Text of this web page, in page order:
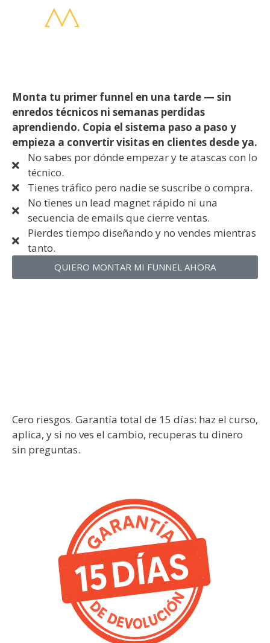
Monta tu primer funnel en una tarde — sin
enredos técnicos ni semanas perdidas
aprendiendo. Copia el sistema paso a paso y
empieza a convertir visitas en clientes desde ya.
No sabes por dónde empezar y te atascas con lo
técnico.
Tienes tráfico pero nadie se suscribe o compra.
No tienes un lead magnet rápido ni una
secuencia de emails que cierre ventas.
Pierdes tiempo diseñando y no vendes mientras
tanto.
QUIERO MONTAR MI FUNNEL AHORA
Cero riesgos. Garantía total de 15 días: haz el curso,
aplica, y si no ves el cambio, recuperas tu dinero
sin preguntas.